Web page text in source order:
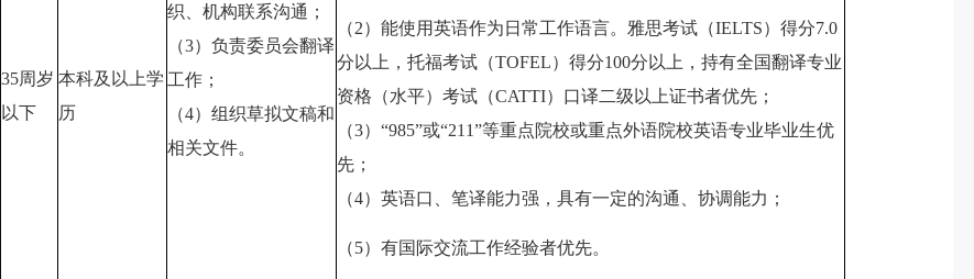
织、机构联系沟通；
（3）负责委员会翻译
工作；
（4）组织草拟文稿和
相关文件。
35周岁
以下
本科及以上学
历
（2）能使用英语作为日常工作语言。雅思考试（IELTS）得分7.0
分以上，托福考试（TOFEL）得分100分以上，持有全国翻译专业
资格（水平）考试（CATTI）口译二级以上证书者优先；
（3）“985”或“211”等重点院校或重点外语院校英语专业毕业生优
先；
（4）英语口、笔译能力强，具有一定的沟通、协调能力；
（5）有国际交流工作经验者优先。